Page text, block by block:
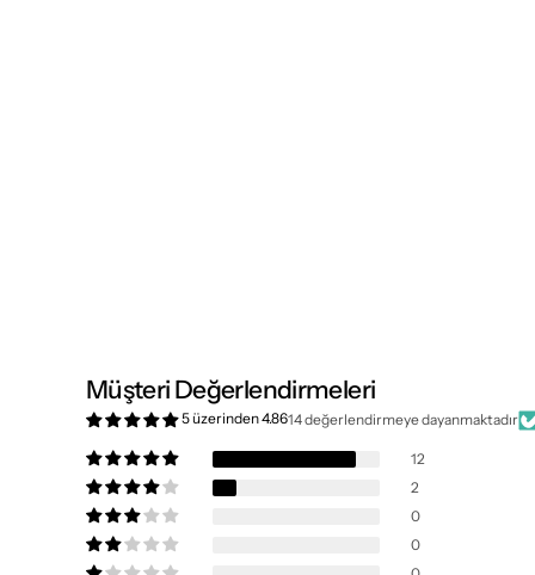
Müşteri Değerlendirmeleri
5 üzerinden 4.8614 değerlendirmeye dayanmaktadır
12
2
0
0